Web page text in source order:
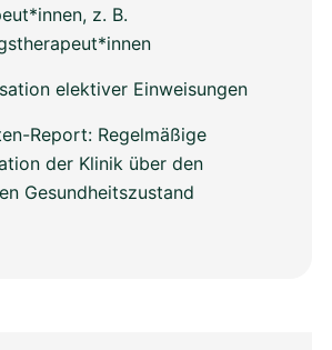
z. B.
elektiver Einweisungen
Report: Regelmäßige
der Klinik über den
Gesundheitszustand